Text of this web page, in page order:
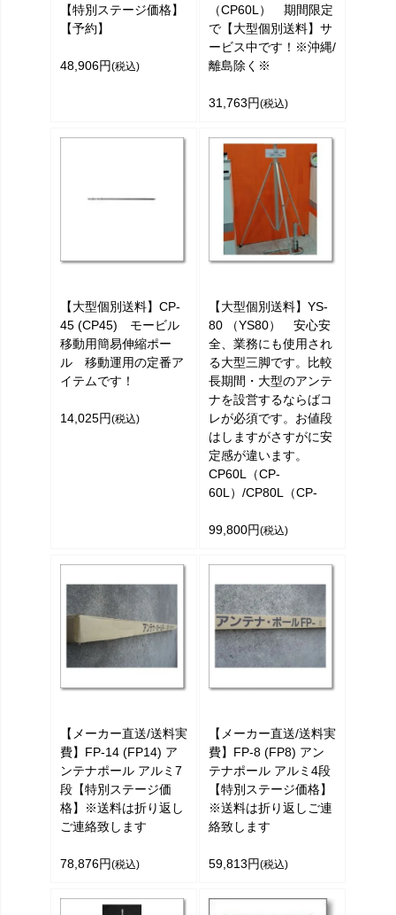
【特別ステージ価格】
【予約】
48,906円(税込)
（CP60L） 期間限定
で【大型個別送料】サ
ービス中です！※沖縄/
離島除く※
31,763円(税込)
【大型個別送料】CP-
45 (CP45) モービル
移動用簡易伸縮ポー
ル 移動運用の定番ア
イテムです！
14,025円(税込)
【大型個別送料】YS-
80 （YS80） 安心安
全、業務にも使用され
る大型三脚です。比較
長期間・大型のアンテ
ナを設営するならばコ
レが必須です。お値段
はしますがさすがに安
定感が違います。
CP60L（CP-
60L）/CP80L（CP-
99,800円(税込)
【メーカー直送/送料実
費】FP-14 (FP14) ア
ンテナポール アルミ7
段【特別ステージ価
格】※送料は折り返し
ご連絡致します
78,876円(税込)
【メーカー直送/送料実
費】FP-8 (FP8) アン
テナポール アルミ4段
【特別ステージ価格】
※送料は折り返しご連
絡致します
59,813円(税込)